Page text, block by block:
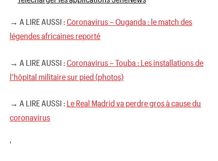
→ A LIRE AUSSI : Coronavirus – Ouganda : le match des
légendes africaines reporté
→ A LIRE AUSSI : Coronavirus – Touba : Les installations de
l’hôpital militaire sur pied (photos)
→ A LIRE AUSSI : Le Real Madrid va perdre gros à cause du
coronavirus
'